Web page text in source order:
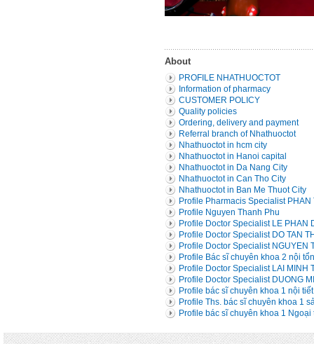
About
PROFILE NHATHUOCTOT
Information of pharmacy
CUSTOMER POLICY
Quality policies
Ordering, delivery and payment
Referral branch of Nhathuoctot
Nhathuoctot in hcm city
Nhathuoctot in Hanoi capital
Nhathuoctot in Da Nang City
Nhathuoctot in Can Tho City
Nhathuoctot in Ban Me Thuot City
Profile Pharmacis Specialist PHAN
Profile Nguyen Thanh Phu
Profile Doctor Specialist LE PHAN
Profile Doctor Specialist DO TAN
Profile Doctor Specialist NGUYEN
Profile Bác sĩ chuyên khoa 2 nội
Profile Doctor Specialist LAI MINH
Profile Doctor Specialist DUONG
Profile bác sĩ chuyên khoa 1 nội
Profile Ths. bác sĩ chuyên khoa 1
Profile bác sĩ chuyên khoa 1